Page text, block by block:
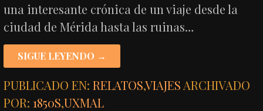
una interesante crónica de un viaje desde la
ciudad de Mérida hasta las ruinas…
SIGUE LEYENDO →
PUBLICADO EN:RELATOS,VIAJES ARCHIVADO
POR:1850S,UXMAL